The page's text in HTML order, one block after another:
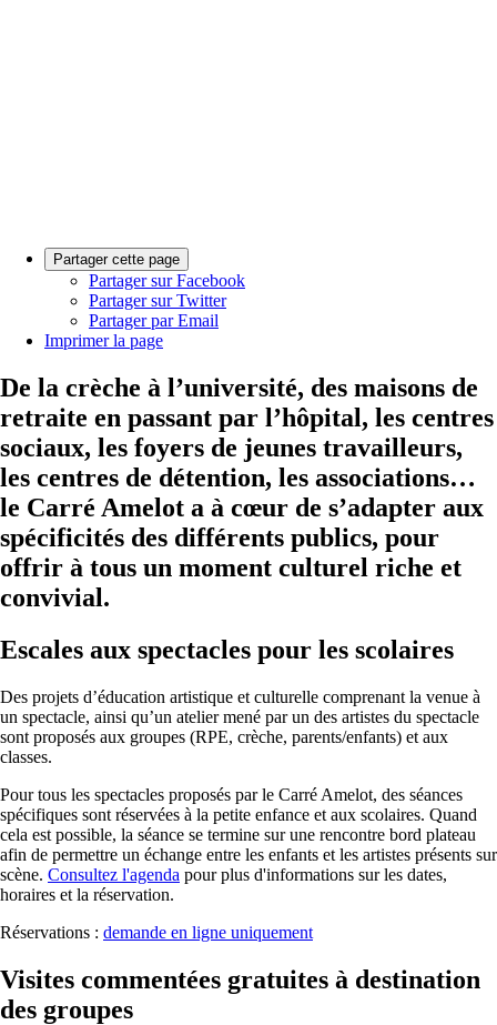
Partager cette page
Partager sur Facebook
Partager sur Twitter
Partager par Email
Imprimer la page
De la crèche à l’université, des maisons de
retraite en passant par l’hôpital, les centres
sociaux, les foyers de jeunes travailleurs,
les centres de détention, les associations…
le Carré Amelot a à cœur de s’adapter aux
spécificités des différents publics, pour
offrir à tous un moment culturel riche et
convivial.
Escales aux spectacles pour les scolaires
Des projets d’éducation artistique et culturelle comprenant la venue à
un spectacle, ainsi qu’un atelier mené par un des artistes du spectacle
sont proposés aux groupes (RPE, crèche, parents/enfants) et aux
classes.
Pour tous les spectacles proposés par le Carré Amelot, des séances
spécifiques sont réservées à la petite enfance et aux scolaires. Quand
cela est possible, la séance se termine sur une rencontre bord plateau
afin de permettre un échange entre les enfants et les artistes présents sur
scène. Consultez l'agenda pour plus d'informations sur les dates,
horaires et la réservation.
Réservations : demande en ligne uniquement
Visites commentées gratuites à destination
des groupes